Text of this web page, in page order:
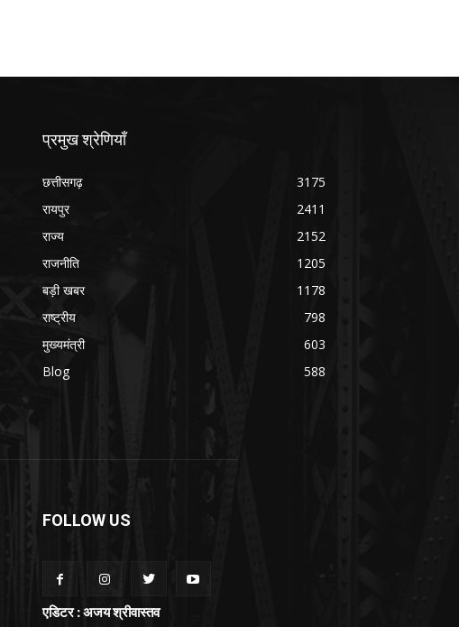
प्रमुख श्रेणियाँ
छत्तीसगढ़
3175
रायपुर
2411
राज्य
2152
राजनीति
1205
बड़ी खबर
1178
राष्ट्रीय
798
मुख्यमंत्री
603
Blog
588
FOLLOW US
एडिटर : अजय श्रीवास्तव